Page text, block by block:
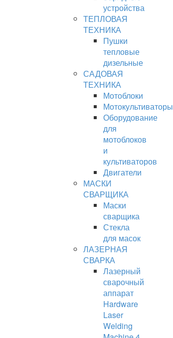
устройства
ТЕПЛОВАЯ
ТЕХНИКА
Пушки
тепловые
дизельные
САДОВАЯ
ТЕХНИКА
Мотоблоки
Мотокультиваторы
Оборудование
для
мотоблоков
и
культиваторов
Двигатели
МАСКИ
СВАРЩИКА
Маски
сварщика
Стекла
для масок
ЛАЗЕРНАЯ
СВАРКА
Лазерный
сварочный
аппарат
Hardware
Laser
Welding